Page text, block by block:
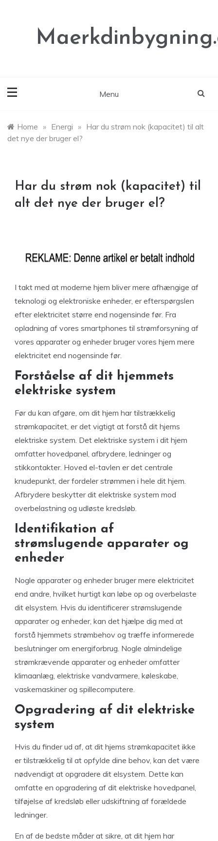
Menu
Home » Energi » Har du strøm nok (kapacitet) til alt
det nye der bruger el?
Har du strøm nok (kapacitet) til
alt det nye der bruger el?
I takt med at moderne hjem bliver mere afhængige af
teknologi og elektroniske enheder, er efterspørgslen
efter elektricitet større end nogensinde før. Fra
opladning af vores smartphones til strømforsyning af
vores apparater og enheder bruger vores hjem mere
elektricitet end nogensinde før.
Forståelse af dit hjemmets
elektriske system
Før du kan afgøre, om dit hjem har tilstrækkelig
strømkapacitet, er det vigtigt at forstå dit hjems
elektriske system. Det elektriske system i dit hjem
omfatter hovedpanel, afbrydere, ledninger og
stikkontakter. Hoved el-tavlen er det centrale
knudepunkt, der fordeler strømmen i hele dit hjem.
Afbrydere beskytter dit elektriske system mod
overbelastning og udløste kredsløb.
Identifikation af
strømslugende apparater og
enheder
Nogle apparater og enheder bruger mere elektricitet
end andre, hvilket hurtigt kan løbe op og overbelaste
dit elsystem. Hvis du identificerer strømslugende
apparater og enheder, kan det hjælpe dig med at
forstå hjemmets strømbehov og træffe informerede
beslutninger om energiforbrug. Nogle almindelige
strømkrævende apparater og enheder omfatter
klimaanlæg, elektriske vandvarmere, køleskabe,
vaskemaskiner og spillecomputere.
Opgradering af dit elektriske
system
Hvis du finder ud af, at dit hjems strømkapacitet ikke
er tilstrækkelig til at opfylde dine behov, kan det være
nødvendigt at opgradere dit elsystem. Dette kan
omfatte en opgradering af dit elektriske hovedpanel,
tilføjelse af kredsløb eller udskiftning af forældede
ledninger.
En af de bedste måder at sikre, at dit hjem har